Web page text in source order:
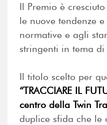
Il Premio è
le nuove tendenze
normative e agli
stringenti in tema di
Il titolo scelto per
“TRACCIARE IL
centro della Twin
duplice sfida che le